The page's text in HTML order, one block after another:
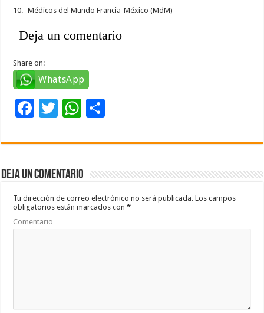
10.- Médicos del Mundo Francia-México (MdM)
Deja un comentario
Share on:
WhatsApp
F
e
b
o
o
k
T
tt
er
W
at
sA
p
p
m
ar
ti
Deja un comentario
Tu dirección de correo electrónico no será publicada. Los campos
obligatorios están marcados con*
Comentario